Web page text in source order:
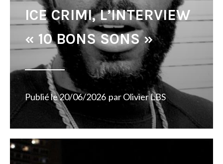
ICE CRIMI, L’INTERVIEW
« 10 BONS SONS »
Publié le20/06/2026 parOlivier LBS